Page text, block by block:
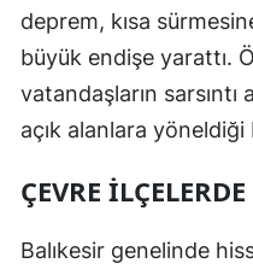
deprem, kısa
büyük endişe yarattı.
vatandaşların sarsıntı
açık alanlara yöneldiği
ÇEVRE
Balıkesir genelinde